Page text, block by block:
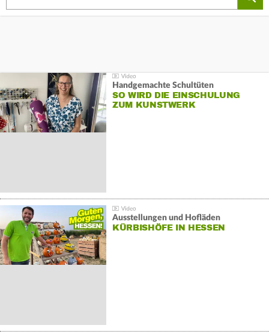
Handgemachte Schultüten
SO WIRD DIE EINSCHULUNG
ZUM KUNSTWERK
Ausstellungen und Hofläden
KÜRBISHÖFE IN HESSEN